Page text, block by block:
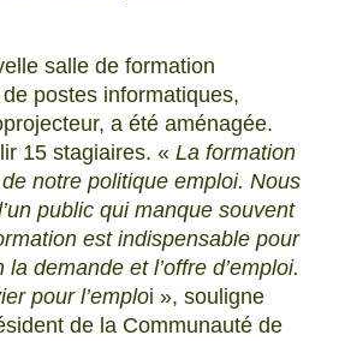
salle de formation
postes informatiques,
a été aménagée.
15 stagiaires. « La formation
notre politique emploi. Nous
public qui manque souvent
est indispensable pour
demande et l’offre d’emploi.
pour l’emploi », souligne
de la Communauté de